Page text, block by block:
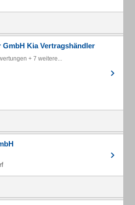
Kia Vertragshändler
+ 7 weitere...